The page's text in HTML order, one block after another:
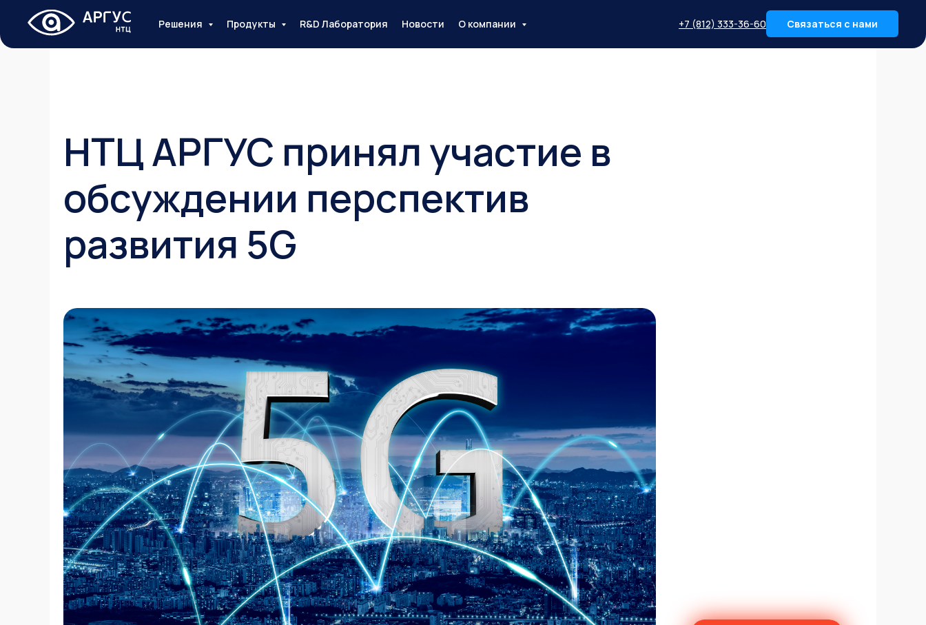
Решения Продукты R&D Лаборатория Новости О компании +7 (812) 333-36-60 Связаться с нами
НТЦ АРГУС принял участие в
обсуждении перспектив
развития 5G